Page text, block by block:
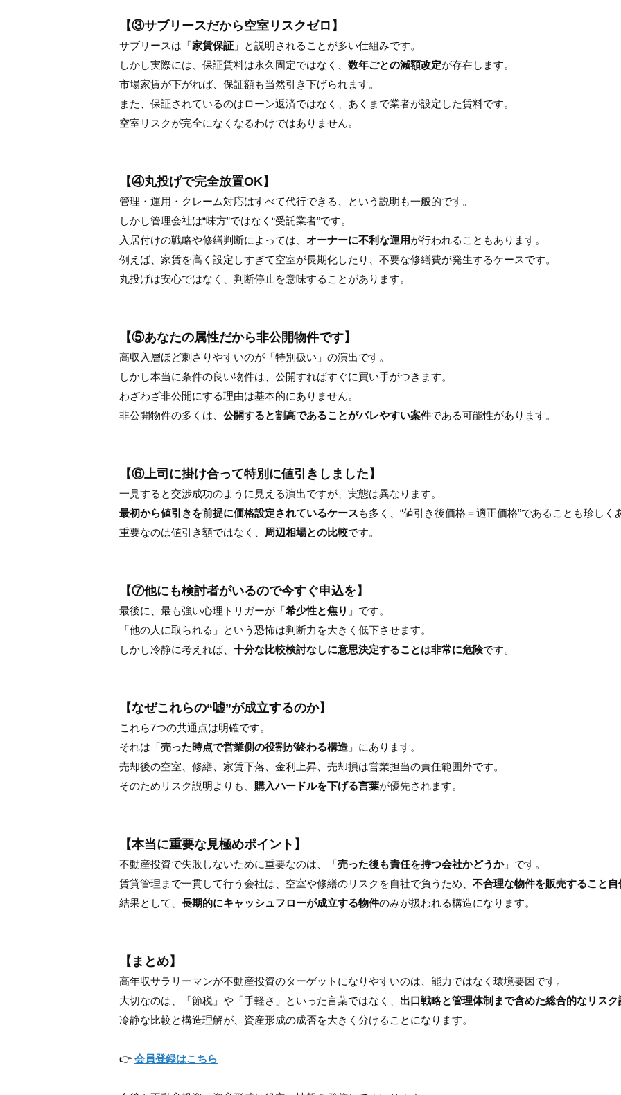
【③サブリースだから空室リスクゼロ】
サブリースは「家賃保証 」と説明されることが多い仕組みです。
しかし実際には、保証賃料は永久固定ではなく、 数年ごとの減額改定が存在します。
市場家賃が下がれば、保証額も当然引き下げられます。
また、保証されているのはローン返済ではなく、あくまで業者が設定した賃料です。
空室リスクが完全になくなるわけではありません。
【④丸投げで完全放置OK】
管理・運用・クレーム対応はすべて代行できる、という説明も一般的です。
しかし管理会社は“味方”ではなく“受託業者”です。
入居付けの戦略や修繕判断によっては、 オーナーに不利な運用が行われることもあります。
例えば、家賃を高く設定しすぎて空室が長期化したり、不要な修繕費が発生するケースです。
丸投げは安心ではなく、判断停止を意味することがあります。
【⑤あなたの属性だから非公開物件です】
高収入層ほど刺さりやすいのが「特別扱い」の演出です。
しかし本当に条件の良い物件は、公開すればすぐに買い手がつきます。
わざわざ非公開にする理由は基本的にありません。
非公開物件の多くは、 公開すると割高であることがバレやすい案件である可能性があります。
【⑥上司に掛け合って特別に値引きしました】
一見すると交渉成功のように見える演出ですが、実態は異なります。
最初から値引きを前提に価格設定されているケースも多く、“値引き後価格＝適正価格”であることも珍しく
重要なのは値引き額ではなく、
周辺相場との比較です。
【⑦他にも検討者がいるので今すぐ申込を】
最後に、最も強い心理トリガーが「希少性と焦り 」です。
「他の人に取られる」という恐怖は判断力を大きく低下させます。
しかし冷静に考えれば、 十分な比較検討なしに意思決定することは非常に危険です。
【なぜこれらの“嘘”が成立するのか】
これら7つの共通点は明確です。
それは「売った時点で営業側の役割が終わる構造 」にあります。
売却後の空室、修繕、家賃下落、金利上昇、売却損は営業担当の責任範囲外です。
そのためリスク説明よりも、
購入ハードルを下げる言葉が優先されます。
【本当に重要な見極めポイント】
不動産投資で失敗しないために重要なのは、「売った後も責任を持つ会社かどうか」です。
賃貸管理まで一貫して行う会社は、空室や修繕のリスクを自社で負うため、 不合理な物件を販売すること
結果として、 長期的にキャッシュフローが成立する物件のみが扱われる構造になります。
【まとめ】
高年収サラリーマンが不動産投資のターゲットになりやすいのは、能力ではなく環境要因です。
大切なのは、「節税」や「手軽さ」といった言葉ではなく、 出口戦略と管理体制まで含めた総合的なリスク
冷静な比較と構造理解が、資産形成の成否を大きく分けることになります。
👉 会員登録はこちら